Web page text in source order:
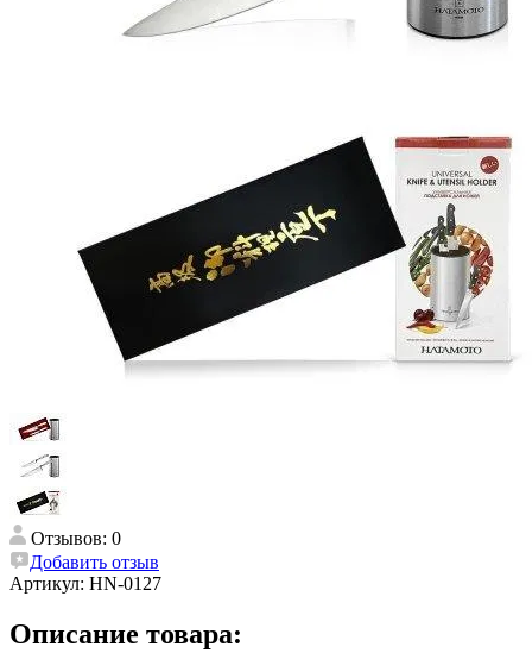
Отзывов: 0
Добавить отзыв
Артикул: HN-0127
Описание товара: